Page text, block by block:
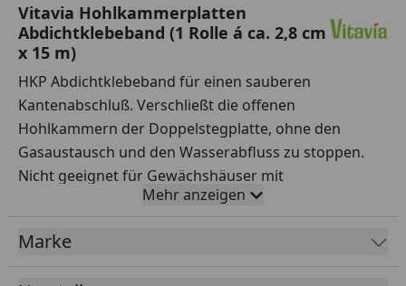
Vitavia Hohlkammerplatten
Abdichtklebeband (1 Rolle á ca. 2,8 cm
x 15 m)
HKP Abdichtklebeband für einen sauberen
Kantenabschluß. Verschließt die offenen
Hohlkammern der Doppelstegplatte, ohne den
Gasaustausch und den Wasserabfluss zu stoppen.
Nicht geeignet für Gewächshäuser mit
Menge & Maße: 1 Rolle á ca. 2,8cm x 15 m (BxL)
Vitavia Sicherheitsdatenblatt
Mehr anzeigen
Marke